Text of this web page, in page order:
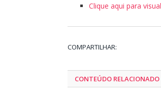
Clique aqui para
COMPARTILHAR:
CONTEÚDO RELACIONADO